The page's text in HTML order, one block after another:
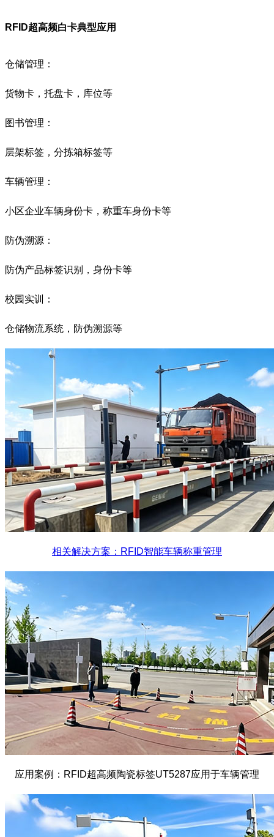
RFID超高频白卡典型应用
仓储管理：
货物卡，托盘卡，库位等
图书管理：
层架标签，分拣箱标签等
车辆管理：
小区企业车辆身份卡，称重车身份卡等
防伪溯源：
防伪产品标签识别，身份卡等
校园实训：
仓储物流系统，防伪溯源等
相关解决方案：RFID智能车辆称重管理
应用案例：RFID超高频陶瓷标签UT5287应用于车辆管理